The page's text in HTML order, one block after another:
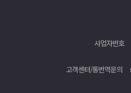
사업자번호
고객센터/통번역문의